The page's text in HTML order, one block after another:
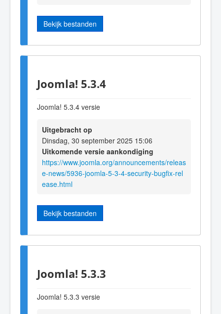
Bekijk bestanden
Joomla! 5.3.4
Joomla! 5.3.4 versie
Uitgebracht op
Dinsdag, 30 september 2025 15:06
Uitkomende versie aankondiging
https://www.joomla.org/announcements/releas
e-news/5936-joomla-5-3-4-security-bugfix-rel
ease.html
Bekijk bestanden
Joomla! 5.3.3
Joomla! 5.3.3 versie